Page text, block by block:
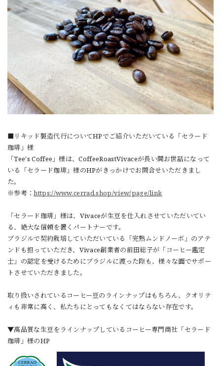
■リキッド製造代行についてHPでご紹介いただいている「セラード
珈琲」様
「Tee's Coffee」様は、CoffeeRoastVivaceが長い間お世話になって
いる「セラード珈琲」様のHPがきっかけでお問合せいただきまし
た。
※参考：https://www.cerrad.shop/view/page/link
「セラード珈琲」様は、Vivaceが生豆を仕入れさせていただいてい
る、絶大な信頼を置くパートナーです。
ブラジルで契約栽培していただいている「完熟ムンドノーボ」のアテ
ンドも担っていただき、Vivace創業者の前田総子が「コーヒー鑑定
士」の認定を受けるためにブラジルに渡った際も、様々な面でサポー
トさせていただきました。
取り扱いされているコーヒー豆のラインナップはもちろん、クオリテ
ィも非常に高く、私たちにとってもなくてはならない存在です。
▼高品質な生豆をラインナップしているコーヒー専門商社「セラード
珈琲」様のHP